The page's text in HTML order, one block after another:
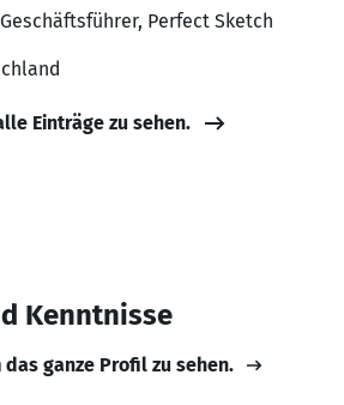
Perfect Sketch
Einträge zu sehen.
Kenntnisse
ganze Profil zu sehen.